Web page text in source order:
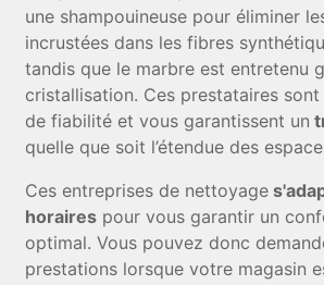
une shampouineuse pour éliminer
incrustées dans les fibres
tandis que le marbre est entretenu
cristallisation. Ces prestataires
de fiabilité et vous garantissent un
quelle que soit l’étendue des
Ces entreprises de nettoyage
horaires pour vous garantir un
optimal. Vous pouvez donc
prestations lorsque votre magasin